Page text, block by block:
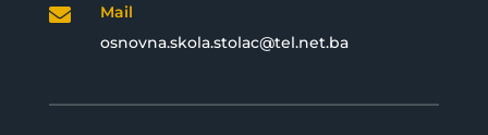

Mail
osnovna.skola.stolac@tel.net.ba